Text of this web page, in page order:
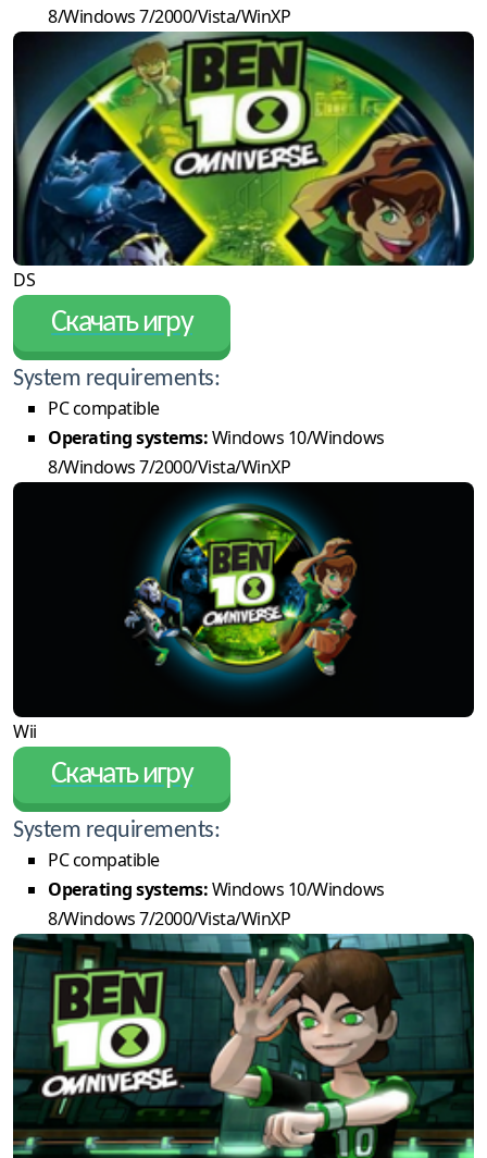
8/Windows 7/2000/Vista/WinXP
DS
Скачать игру
System requirements:
PC compatible
Operating systems:Windows 10/Windows
8/Windows 7/2000/Vista/WinXP
Wii
Скачать игру
System requirements:
PC compatible
Operating systems:Windows 10/Windows
8/Windows 7/2000/Vista/WinXP